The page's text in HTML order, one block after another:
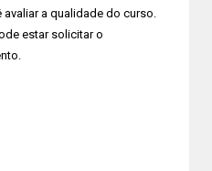
a qualidade do curso.
estar solicitar o